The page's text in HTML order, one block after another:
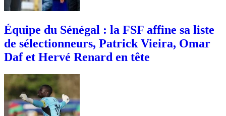
Équipe du Sénégal : la FSF affine sa liste
de sélectionneurs, Patrick Vieira, Omar
Daf et Hervé Renard en tête